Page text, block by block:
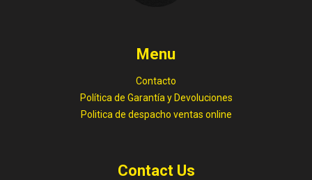
Menu
Contacto
Política de Garantía y Devoluciones
Politica de despacho ventas online
Contact Us